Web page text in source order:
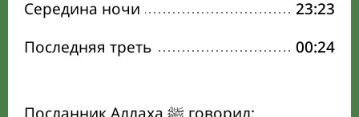
Середина ночи
23:23
Последняя треть
00:24